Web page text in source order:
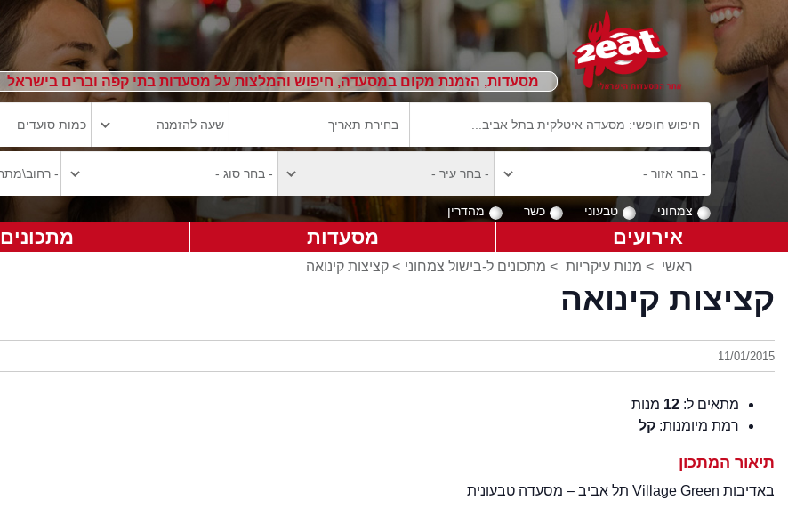
מסעדות, הזמנת מקום במסעדה, חיפוש והמלצות על מסעדות בתי קפה וברים בישראל
צמחוני טבעוני כשר מהדרין
אירועים מסעדות מתכונים
ראשי > מנות עיקריות > מתכונים ל-בישול צמחוני > קציצות קינואה
קציצות קינואה
11/01/2015
מתאים ל: 12 מנות
רמת מיומנות: קל
תיאור המתכון
באדיבות Village Green תל אביב – מסעדה טבעונית